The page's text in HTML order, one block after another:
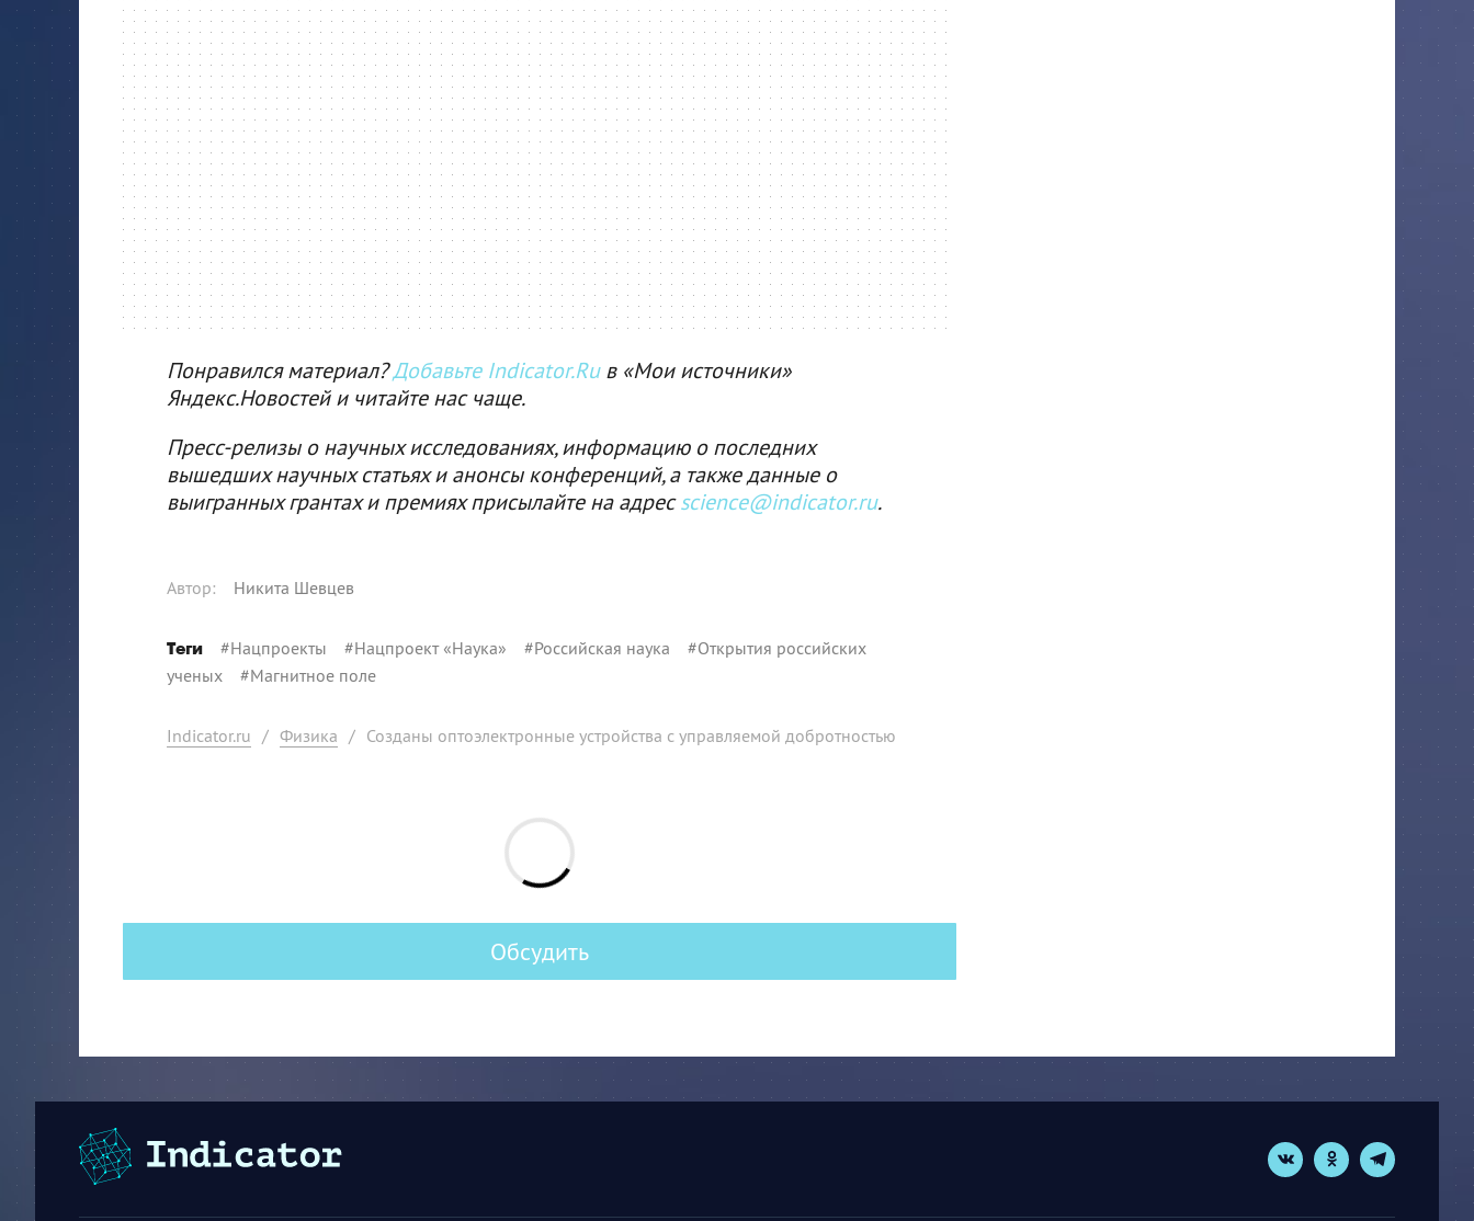
Понравился материал?Добавьте Indicator.Ruв «Мои источники»
Яндекс.Новостей и читайте нас чаще.
Пресс-релизы о научных исследованиях, информацию о последних
вышедших научных статьях и анонсы конференций, а также данные о
выигранных грантах и премиях присылайте на адресscience@indicator.ru.
Автор: Никита Шевцев
Теги #Нацпроекты #Нацпроект «Наука» #Российская наука #Открытия российских
ученых #Магнитное поле
Indicator.ru / Физика / Созданы оптоэлектронные устройства с управляемой добротностью
Обсудить